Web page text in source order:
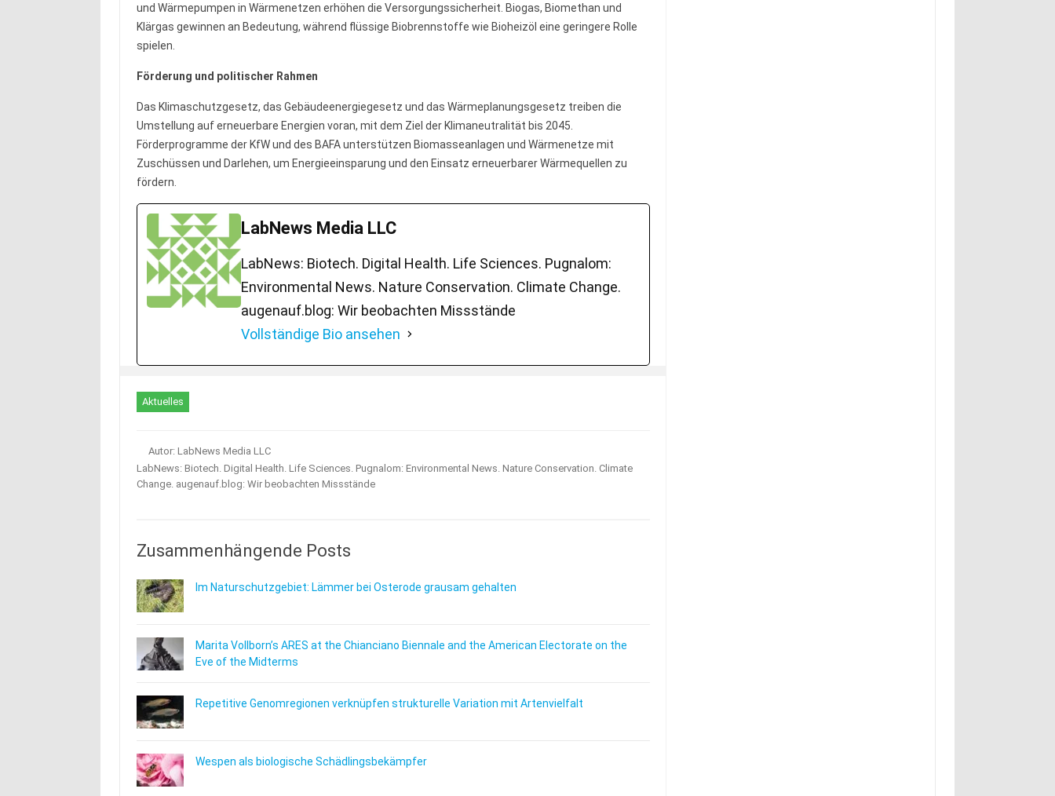
und Wärmepumpen in Wärmenetzen erhöhen die Versorgungssicherheit. Biogas, Biomethan und
Klärgas gewinnen an Bedeutung, während flüssige Biobrennstoffe wie Bioheizöl eine geringere Rolle
spielen.
Förderung und politischer Rahmen
Das Klimaschutzgesetz, das Gebäudeenergiegesetz und das Wärmeplanungsgesetz treiben die
Umstellung auf erneuerbare Energien voran, mit dem Ziel der Klimaneutralität bis 2045.
Förderprogramme der KfW und des BAFA unterstützen Biomasseanlagen und Wärmenetze mit
Zuschüssen und Darlehen, um Energieeinsparung und den Einsatz erneuerbarer Wärmequellen zu
fördern.
LabNews Media LLC
LabNews: Biotech. Digital Health. Life Sciences. Pugnalom:
Environmental News. Nature Conservation. Climate Change.
augenauf.blog: Wir beobachten Missstände
Vollständige Bio ansehen
Aktuelles
Autor: LabNews Media LLC
LabNews: Biotech. Digital Health. Life Sciences. Pugnalom: Environmental News. Nature Conservation. Climate
Change. augenauf.blog: Wir beobachten Missstände
Zusammenhängende Posts
Im Naturschutzgebiet: Lämmer bei Osterode grausam gehalten
Marita Vollborn’s ARES at the Chianciano Biennale and the American Electorate on the
Eve of the Midterms
Repetitive Genomregionen verknüpfen strukturelle Variation mit Artenvielfalt
Wespen als biologische Schädlingsbekämpfer